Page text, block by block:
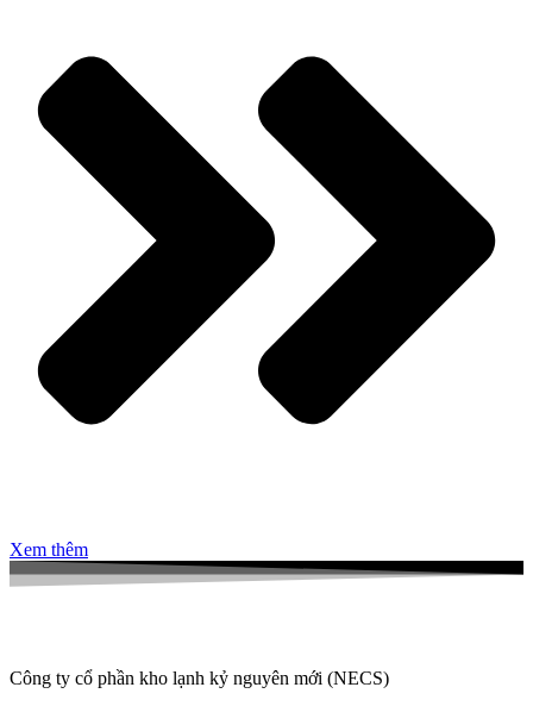
Xem thêm
Công ty cổ phần kho lạnh kỷ nguyên mới (NECS)